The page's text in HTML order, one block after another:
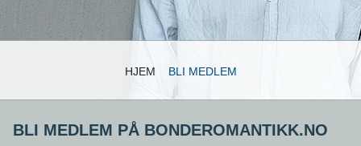
HJEM BLI MEDLEM
BLI MEDLEM PÅ BONDEROMANTIKK.NO